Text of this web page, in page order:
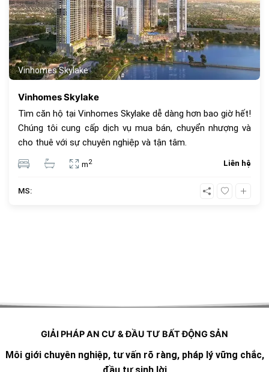
Vinhomes Skylake
Vinhomes Skylake
Tìm căn hộ tại Vinhomes Skylake dễ dàng hơn bao giờ hết!
Chúng tôi cung cấp dịch vụ mua bán, chuyển nhượng và
cho thuê với sự chuyên nghiệp và tận tâm.
m2 Liên hệ
MS:
GIẢI PHÁP AN CƯ & ĐẦU TƯ BẤT ĐỘNG SẢN
Môi giới chuyên nghiệp, tư vấn rõ ràng, pháp lý vững chắc,